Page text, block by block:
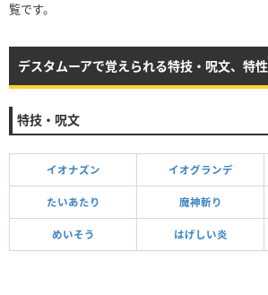
覧です。
デスタムーアで覚えられる特技・呪文、特性
特技・呪文
イオナズン イオグランデ
たいあたり 魔神斬り
めいそう はげしい炎